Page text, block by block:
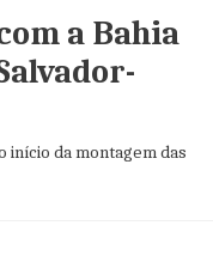
a Bahia
início da montagem das